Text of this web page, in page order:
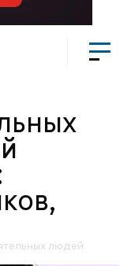
людей